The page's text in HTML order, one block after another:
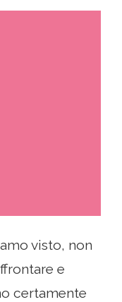
visto, non
e
certamente